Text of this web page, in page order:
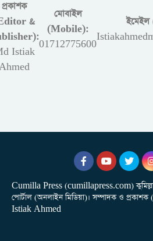
প্রকাশক
&
Istiak
মোবাইল
(Mobile):
01712775600
Cumilla Press (cumillapress.com) কুমিল্লা
পোর্টাল (অনলাইন মিডিয়া)। সম্পাদক ও
Istiak Ahmed